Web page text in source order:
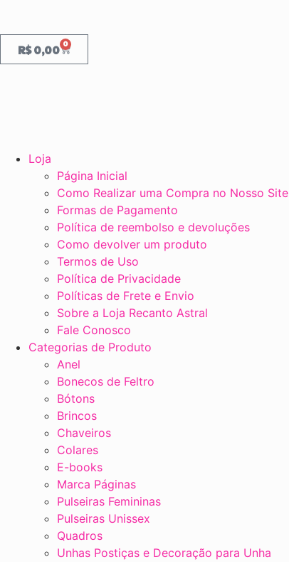
R$0,00 0
Loja
Página Inicial
Como Realizar uma Compra no Nosso Site
Formas de Pagamento
Política de reembolso e devoluções
Como devolver um produto
Termos de Uso
Política de Privacidade
Políticas de Frete e Envio
Sobre a Loja Recanto Astral
Fale Conosco
Categorias de Produto
Anel
Bonecos de Feltro
Bótons
Brincos
Chaveiros
Colares
E-books
Marca Páginas
Pulseiras Femininas
Pulseiras Unissex
Quadros
Unhas Postiças e Decoração para Unha